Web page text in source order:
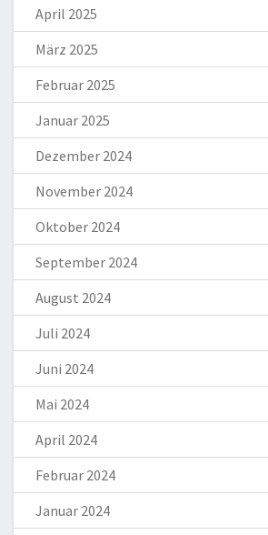
April 2025
März 2025
Februar 2025
Januar 2025
Dezember 2024
November 2024
Oktober 2024
September 2024
August 2024
Juli 2024
Juni 2024
Mai 2024
April 2024
Februar 2024
Januar 2024